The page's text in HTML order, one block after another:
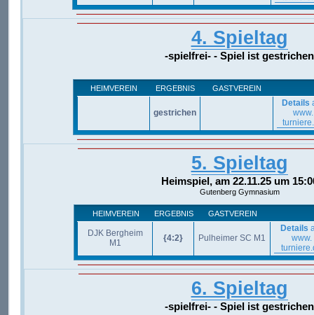
4. Spieltag
-spielfrei- - Spiel ist gestrichen
HEIMVEREIN ERGEBNIS GASTVEREIN
gestrichen
Details
www.
5. Spieltag
Heimspiel, am 22.11.25 um
Gutenberg Gymnasium
HEIMVEREIN ERGEBNIS GASTVEREIN
DJK Bergheim
M1
{4:2} Pulheimer SC M1
Details
www.
6. Spieltag
-spielfrei- - Spiel ist gestrichen